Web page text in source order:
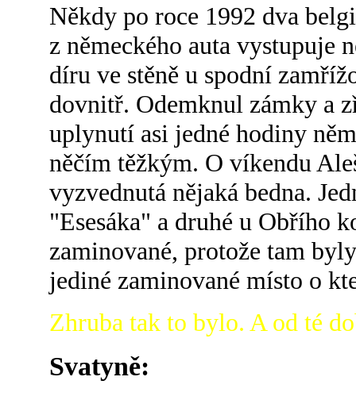
Někdy po roce 1992 dva
z německého auta vystupuje
díru ve stěně u spodní
dovnitř. Odemknul zámky a
uplynutí asi jedné hodiny
něčím těžkým. O víkendu
vyzvednutá nějaká bedna.
"Esesáka" a druhé u Obřího
zaminované, protože tam
jediné zaminované místo o
Zhruba tak to bylo. A od té
Svatyně: